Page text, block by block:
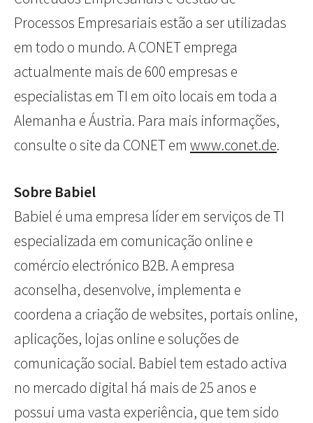
Processos Empresariais estão a ser utilizadas
em todo o mundo. A CONET emprega
actualmente mais de 600 empresas e
especialistas em TI em oito locais em toda a
Alemanha e Áustria. Para mais informações,
consulte o site da CONET em www.conet.de.
Sobre Babiel
Babiel é uma empresa líder em serviços de TI
especializada em comunicação online e
comércio electrónico B2B. A empresa
aconselha, desenvolve, implementa e
coordena a criação de websites, portais online,
aplicações, lojas online e soluções de
comunicação social. Babiel tem estado activa
no mercado digital há mais de 25 anos e
possui uma vasta experiência, que tem sido